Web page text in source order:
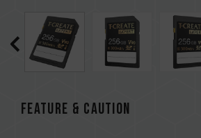
FEATURE & CAUTION